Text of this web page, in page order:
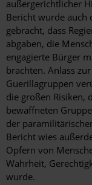
außergerichtlicher
Bericht wurde auch
gebracht, dass
abgaben, die
engagierte Bürger
brachten. Anlass
Guerillagruppen
die großen Risiken,
bewaffneten
der
Bericht wies
Opfern von
Wahrheit,
wurde.